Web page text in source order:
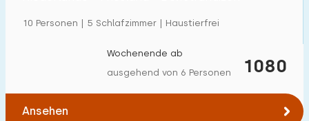
10 Personen | 5 Schlafzimmer | Haustierfrei
1080
Wochenende ab
ausgehend von 6 Personen
Ansehen